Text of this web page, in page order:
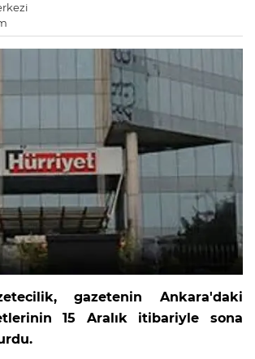
gazetenin Ankara'daki
15 Aralık itibariyle sona